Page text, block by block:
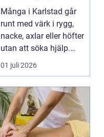
kroppen
Många i Karlstad går
runt med värk i rygg,
nacke, axlar eller höfter
utan att söka hjälp.
Andra har ...
01 juli 2026